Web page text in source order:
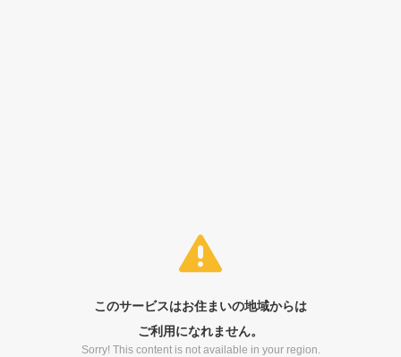
このサービスはお住まいの地域からは
ご利用になれません。
Sorry! This content is not available in your region.